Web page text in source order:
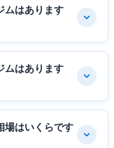
ムはあります
ムはあります
場はいくらです